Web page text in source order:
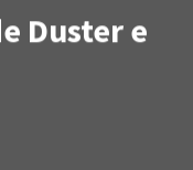
Duster e